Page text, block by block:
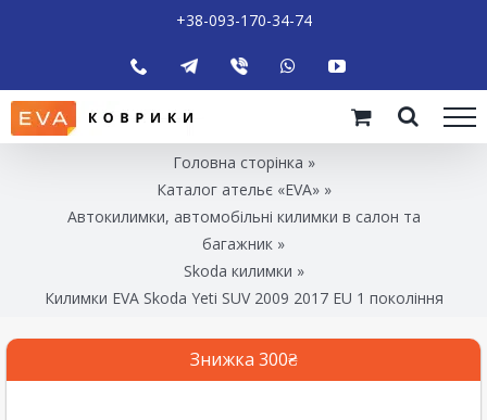
+38-093-170-34-74
Головна сторінка »
Каталог ательє «EVA»»
Автокилимки, автомобільні килимки в салон та
багажник »
Skoda килимки »
Килимки EVA Skoda Yeti SUV 2009 2017 EU 1 покоління
Знижка 300₴